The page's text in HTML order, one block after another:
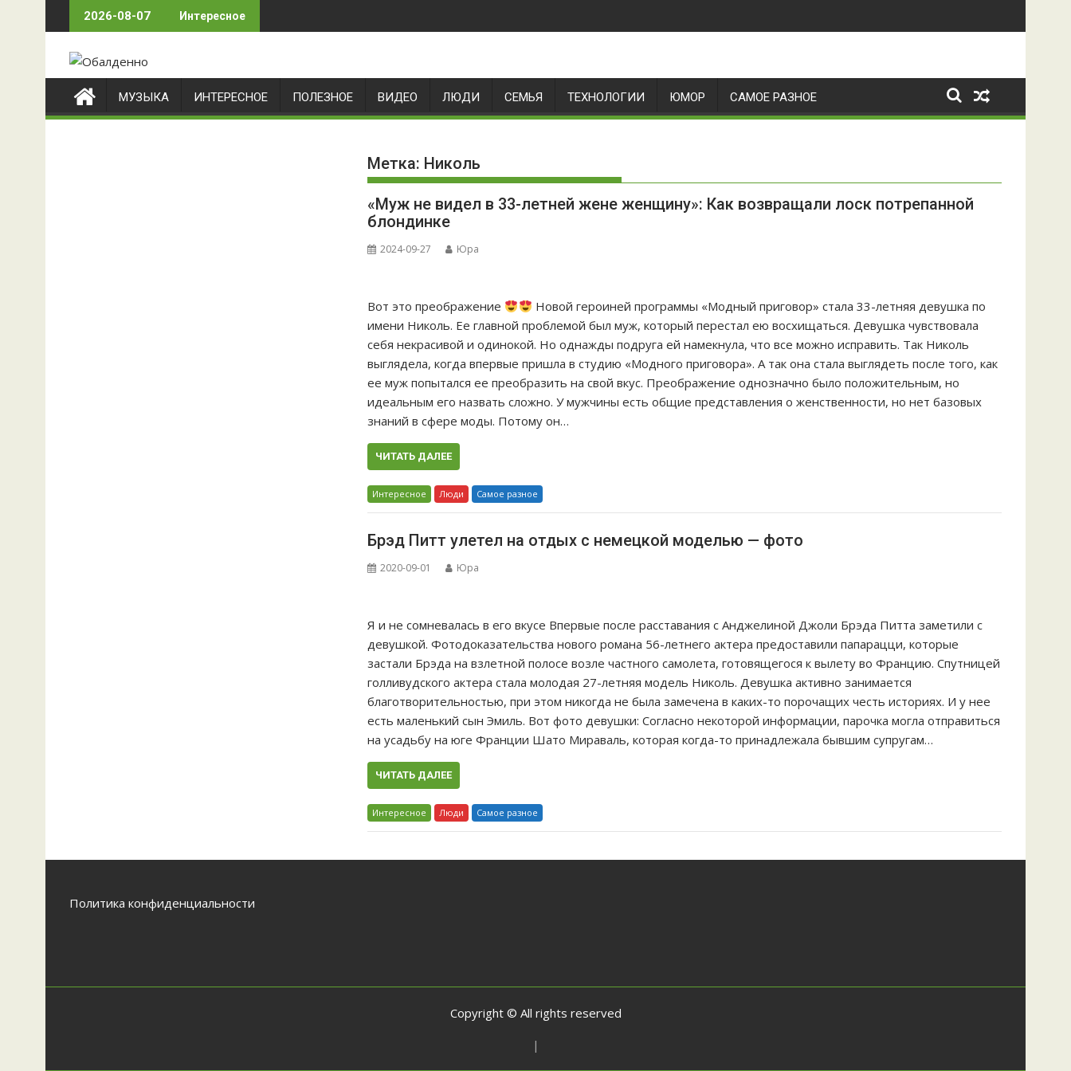
to
2026-08-07 Интересное
МУЗЫКА ИНТЕРЕСНОЕ ПОЛЕЗНОЕ ВИДЕО ЛЮДИ СЕМЬЯ ТЕХНОЛОГИИ ЮМОР САМОЕ РАЗНОЕ
Метка: Николь
«Мyж не видел в 33-летней жене женщину»: Как возвращали лоск потрепанной
блондинке
2024-09-27 Юра
Вот это преображение
Новой героиней программы «Модный приговор» стала 33-летняя девушка по
имени Николь. Ее главной проблемой был муж, который перестал ею восхищаться. Девушка чувствовала
себя некрасивой и одинокой. Но однажды подруга ей намекнула, что все можно исправить. Так Николь
выглядела, когда впервые пришла в студию «Модного приговора». А так она стала выглядеть после того, как
ее муж попытался ее преобразить на свой вкус. Преображение однозначно было положительным, но
идеальным его назвать сложно. У мужчины есть общие представления о женственности, но нет базовых
знаний в сфере моды. Потому он…
ЧИТАТЬ ДАЛЕЕ
Интересное Люди Самое разное
Брэд Питт улетел на отдых с немецкой моделью — фото
2020-09-01 Юра
Я и не сомневалась в его вкусе Впервые после расставания с Анджелиной Джоли Брэда Питта заметили с
девушкой. Фотодоказательства нового романа 56-летнего актера предоставили папарацци, которые
застали Брэда на взлетной полосе возле частного самолета, готовящегося к вылету во Францию. Спутницей
голливудского актера стала молодая 27-летняя модель Николь. Девушка активно занимается
благотворительностью, при этом никогда не была замечена в каких-то порочащих честь историях. И у нее
есть маленький сын Эмиль. Вот фото девушки: Согласно некоторой информации, парочка могла отправиться
на усадьбу на юге Франции Шато Мираваль, которая когда-то принадлежала бывшим супругам…
ЧИТАТЬ ДАЛЕЕ
Интересное Люди Самое разное
Политика конфиденциальности
Copyright © All rights reserved
|